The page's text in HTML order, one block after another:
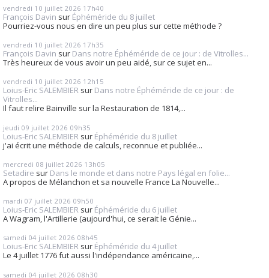
vendredi 10 juillet 2026 17h40
François Davin sur Éphéméride du 8 juillet
Pourriez-vous nous en dire un peu plus sur cette méthode ?
vendredi 10 juillet 2026 17h35
François Davin sur Dans notre Éphéméride de ce jour : de Vitrolles...
Très heureux de vous avoir un peu aidé, sur ce sujet en...
vendredi 10 juillet 2026 12h15
Loius-Eric SALEMBIER sur Dans notre Éphéméride de ce jour : de
Vitrolles...
Il faut relire Bainville sur la Restauration de 1814,...
jeudi 09 juillet 2026 09h35
Loius-Eric SALEMBIER sur Éphéméride du 8 juillet
j'ai écrit une méthode de calculs, reconnue et publiée...
mercredi 08 juillet 2026 13h05
Setadire sur Dans le monde et dans notre Pays légal en folie...
A propos de Mélanchon et sa nouvelle France La Nouvelle...
mardi 07 juillet 2026 09h50
Loius-Eric SALEMBIER sur Éphéméride du 6 juillet
A Wagram, l'Artillerie (aujourd'hui, ce serait le Génie...
samedi 04 juillet 2026 08h45
Loius-Eric SALEMBIER sur Éphéméride du 4 juillet
Le 4 juillet 1776 fut aussi l'indépendance américaine,...
samedi 04 juillet 2026 08h30